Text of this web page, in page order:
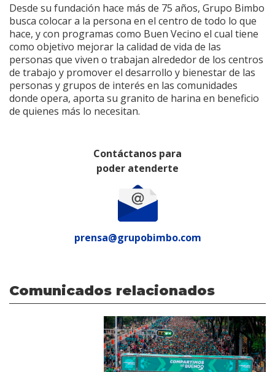
Desde su fundación hace más de 75 años, Grupo Bimbo
busca colocar a la persona en el centro de todo lo que
hace, y con programas como Buen Vecino el cual tiene
como objetivo mejorar la calidad de vida de las
personas que viven o trabajan alrededor de los centros
de trabajo y promover el desarrollo y bienestar de las
personas y grupos de interés en las comunidades
donde opera, aporta su granito de harina en beneficio
de quienes más lo necesitan.
Contáctanos para
poder atenderte
prensa@grupobimbo.com
Comunicados relacionados